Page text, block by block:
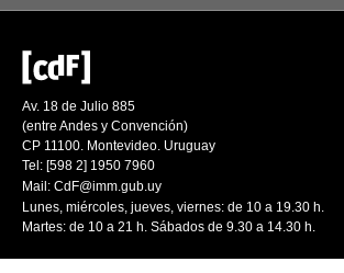
Av. 18 de Julio 885
(entre Andes y Convención)
CP 11100. Montevideo. Uruguay
Tel: [598 2] 1950 7960
Mail: CdF@imm.gub.uy
Lunes, miércoles, jueves, viernes: de 10 a 19.30 h.
Martes: de 10 a 21 h. Sábados de 9.30 a 14.30 h.